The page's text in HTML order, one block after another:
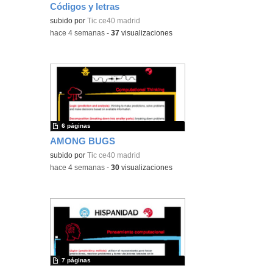
Códigos y letras
subido por Tic ce40 madrid
-hace 4 semanas -37 visualizaciones
AMONG BUGS
subido por Tic ce40 madrid
6 páginas
-hace 4 semanas -30 visualizaciones
7 páginas